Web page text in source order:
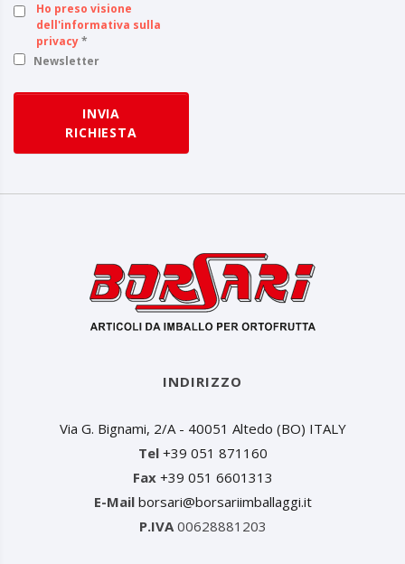
Ho preso visione
dell'informativa sulla
privacy*
Newsletter
INVIA
RICHIESTA
INDIRIZZO
Via G. Bignami, 2/A - 40051 Altedo (BO) ITALY
Tel +39 051 871160
Fax +39 051 6601313
E-Mail borsari@borsariimballaggi.it
P.IVA 00628881203